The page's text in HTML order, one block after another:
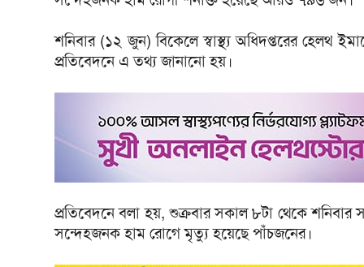
শনিবার (১২ জুন) বিকেলে স্বাস্থ্য অধিদপ্তরের হেলথ
প্রতিবেদনে এ তথ্য জানানো হয়।
প্রতিবেদনে বলা হয়, শুক্রবার সকাল ৮টা থেকে শনিবার
সন্দেহজনক হাম রোগে মৃত্যু হয়েছে পাঁচজনের।